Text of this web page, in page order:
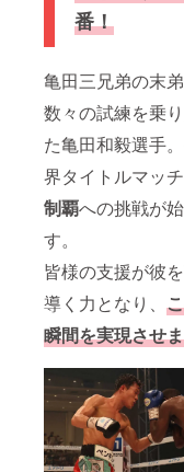
番！
亀田三兄弟の末弟
数々の試練を乗
た亀田和毅選手
界タイトルマッ
制覇への挑戦が
す。
皆様の支援が彼
導く力となり、
瞬間を実現させ